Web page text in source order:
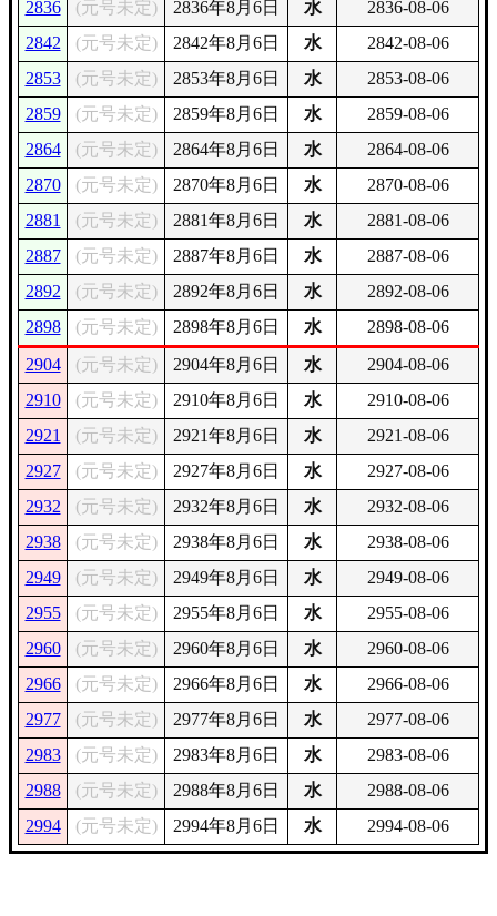
2836
(元号未定) 2836年8月6日 水
2836-08-06
2842
(元号未定) 2842年8月6日 水
2842-08-06
2853
(元号未定) 2853年8月6日 水
2853-08-06
2859
(元号未定) 2859年8月6日 水
2859-08-06
2864
(元号未定) 2864年8月6日 水
2864-08-06
2870
(元号未定) 2870年8月6日 水
2870-08-06
2881
(元号未定) 2881年8月6日 水
2881-08-06
2887
(元号未定) 2887年8月6日 水
2887-08-06
2892
(元号未定) 2892年8月6日 水
2892-08-06
2898
(元号未定) 2898年8月6日 水
2898-08-06
2904
(元号未定) 2904年8月6日 水
2904-08-06
2910
(元号未定) 2910年8月6日 水
2910-08-06
2921
(元号未定) 2921年8月6日 水
2921-08-06
2927
(元号未定) 2927年8月6日 水
2927-08-06
2932
(元号未定) 2932年8月6日 水
2932-08-06
2938
(元号未定) 2938年8月6日 水
2938-08-06
2949
(元号未定) 2949年8月6日 水
2949-08-06
2955
(元号未定) 2955年8月6日 水
2955-08-06
2960
(元号未定) 2960年8月6日 水
2960-08-06
2966
(元号未定) 2966年8月6日 水
2966-08-06
2977
(元号未定) 2977年8月6日 水
2977-08-06
2983
(元号未定) 2983年8月6日 水
2983-08-06
2988
(元号未定) 2988年8月6日 水
2988-08-06
2994
(元号未定) 2994年8月6日 水 2994-08-06